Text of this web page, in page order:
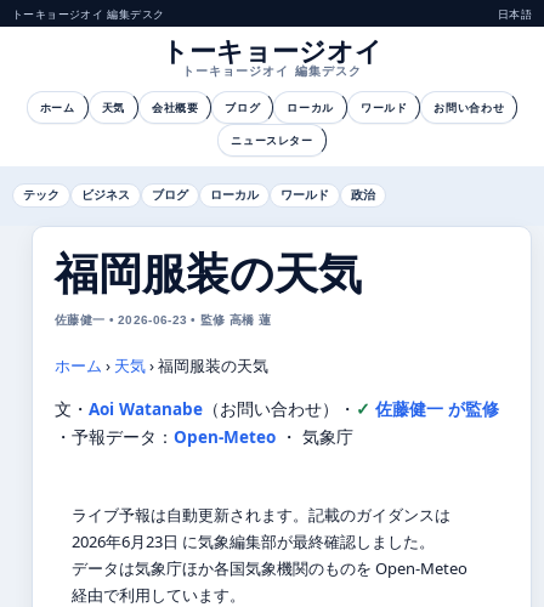
トーキョージオイ 編集デスク 日本語
トーキョージオイ
トーキョージオイ 編集デスク
ホーム 天気 会社概要 ブログ ローカル ワールド お問い合わせ
ニュースレター
テック ビジネス ブログ ローカル ワールド 政治
福岡服装の天気
佐藤健一 • 2026-06-23 • 監修 高橋 蓮
ホーム › 天気›福岡服装の天気
文・ Aoi Watanabe （お問い合わせ） ・
佐藤健一 が監修
・ 予報データ： Open-Meteo ・ 気象庁
ライブ予報は自動更新されます。記載のガイダンスは
2026年6月23日 に気象編集部が最終確認しました。
データは気象庁ほか各国気象機関のものを Open-Meteo
経由で利用しています。